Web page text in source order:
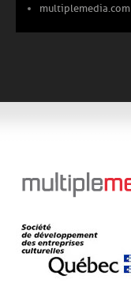
multiplemedia.com